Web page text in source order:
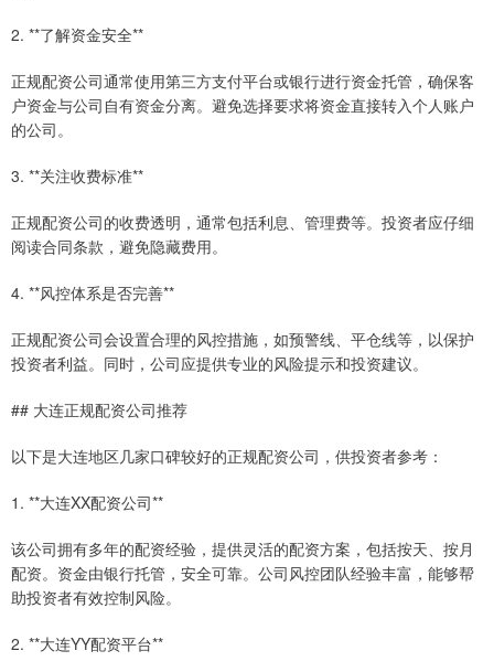
2. **了解资金安全**
正规配资公司通常使用第三方支付平台或银行进行资金托管，确保客
户资金与公司自有资金分离。避免选择要求将资金直接转入个人账户
的公司。
3. **关注收费标准**
正规配资公司的收费透明，通常包括利息、管理费等。投资者应仔细
阅读合同条款，避免隐藏费用。
4. **风控体系是否完善**
正规配资公司会设置合理的风控措施，如预警线、平仓线等，以保护
投资者利益。同时，公司应提供专业的风险提示和投资建议。
## 大连正规配资公司推荐
以下是大连地区几家口碑较好的正规配资公司，供投资者参考：
1. **大连XX配资公司**
该公司拥有多年的配资经验，提供灵活的配资方案，包括按天、按月
配资。资金由银行托管，安全可靠。公司风控团队经验丰富，能够帮
助投资者有效控制风险。
2. **大连YY配资平台**